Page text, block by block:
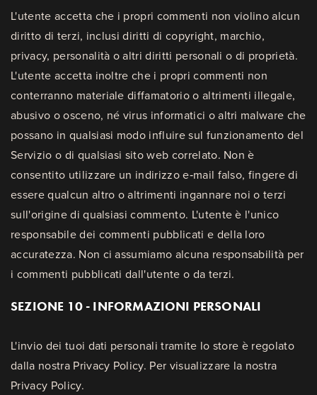
L'utente accetta che i propri commenti non violino alcun
diritto di terzi, inclusi diritti di copyright, marchio,
privacy, personalità o altri diritti personali o di proprietà.
L'utente accetta inoltre che i propri commenti non
conterranno materiale diffamatorio o altrimenti illegale,
abusivo o osceno, né virus informatici o altri malware che
possano in qualsiasi modo influire sul funzionamento del
Servizio o di qualsiasi sito web correlato. Non è
consentito utilizzare un indirizzo e‑mail falso, fingere di
essere qualcun altro o altrimenti ingannare noi o terzi
sull'origine di qualsiasi commento. L'utente è l'unico
responsabile dei commenti pubblicati e della loro
accuratezza. Non ci assumiamo alcuna responsabilità per
i commenti pubblicati dall'utente o da terzi.
SEZIONE 10 - INFORMAZIONI PERSONALI
L'invio dei tuoi dati personali tramite lo store è regolato
dalla nostra Privacy Policy. Per visualizzare la nostra
Privacy Policy.